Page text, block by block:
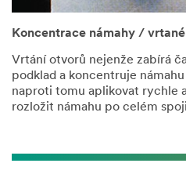
Koncentrace námahy /
Vrtání otvorů nejenže zabírá
podklad a koncentruje
naproti tomu aplikovat rychle
rozložit námahu po celém